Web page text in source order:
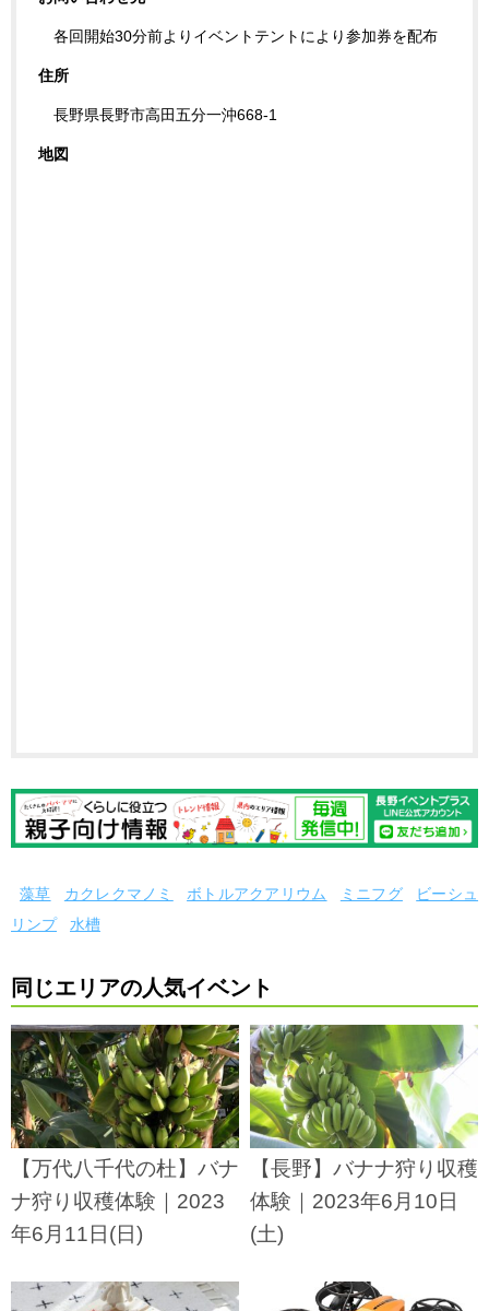
各回開始30分前よりイベントテントにより参加券を配布
住所
長野県長野市高田五分一沖668‐1
地図
藻草 カクレクマノミ ボトルアクアリウム ミニフグ
ビーシュ
リンプ
水槽
同じエリアの人気イベント
【万代八千代の杜】バナ
ナ狩り収穫体験｜2023
年6月11日(日)
【長野】バナナ狩り収穫
体験｜2023年6月10日
(土)